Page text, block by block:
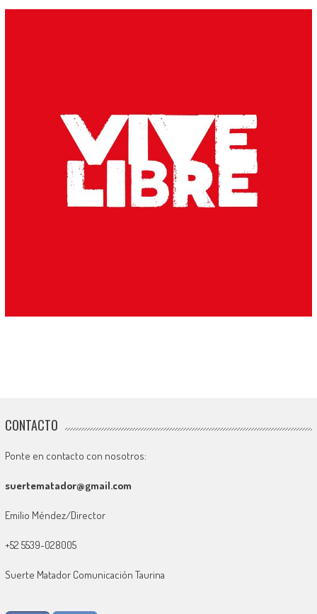
CONTACTO
Ponte en contacto con nosotros:
suertematador@gmail.com
Emilio Méndez/Director
+52 5539-028005
Suerte Matador Comunicación Taurina